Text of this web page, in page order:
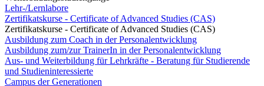
Lehr-/Lernlabore
Zertifikatskurse - Certificate of Advanced Studies (CAS)
Zertifikatskurse - Certificate of Advanced Studies (CAS)
Ausbildung zum Coach in der Personalentwicklung
Ausbildung zum/zur TrainerIn in der Personalentwicklung
Aus- und Weiterbildung für Lehrkräfte - Beratung für Studierende
und Studieninteressierte
Campus der Generationen